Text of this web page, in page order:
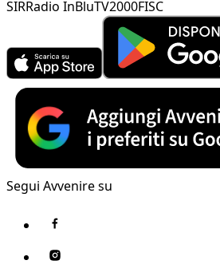
SIRRadio InBluTV2000FISC
Segui Avvenire su